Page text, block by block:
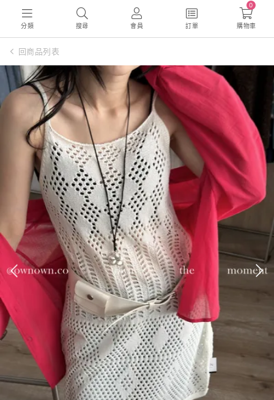
分類 搜尋 會員 訂單
0
購物車
回商品列表